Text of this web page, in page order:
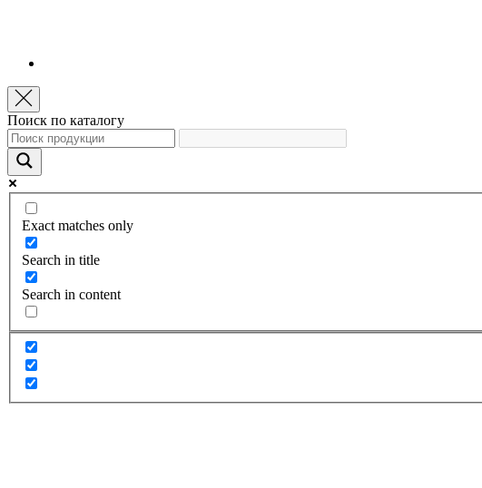
Поиск по каталогу
Exact matches only
Search in title
Search in content